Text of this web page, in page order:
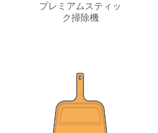
プレミアムスティッ
ク掃除機